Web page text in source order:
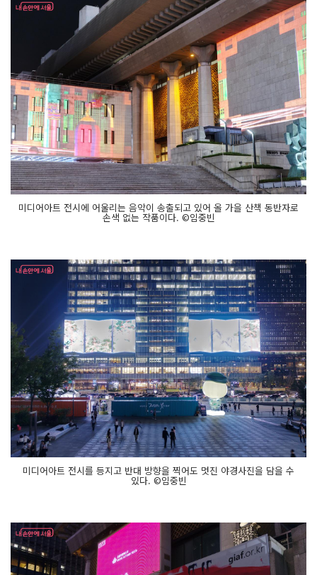
미디어아트 전시에 어울리는 음악이 송출되고 있어 올 가을 산책 동반자로
손색 없는 작품이다. ©임중빈
미디어아트 전시를 등지고 반대 방향을 찍어도 멋진 야경사진을 담을 수
있다. ©임중빈